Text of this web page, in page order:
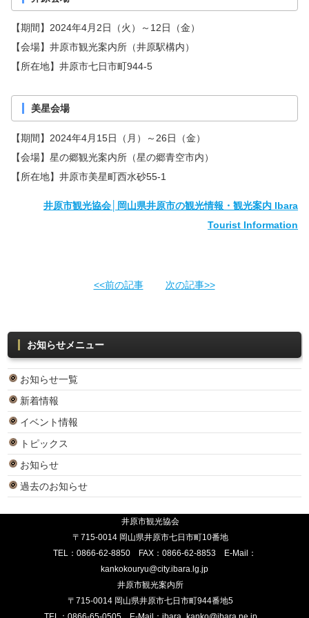
【期間】2024年4月2日（火）～12日（金）
【会場】井原市観光案内所（井原駅構内）
【所在地】井原市七日市町944-5
美星会場
【期間】2024年4月15日（月）～26日（金）
【会場】星の郷観光案内所（星の郷青空市内）
【所在地】井原市美星町西水砂55-1
井原市観光協会│岡山県井原市の観光情報・観光案内 Ibara
Tourist Information
<<前の記事 次の記事>>
お知らせメニュー
お知らせ一覧
新着情報
イベント情報
トピックス
お知らせ
過去のお知らせ
井原市観光協会
〒715-0014 岡山県井原市七日市町10番地
TEL： 0866-62-8850FAX：0866-62-8853 E-Mail：
kankokouryu@city.ibara.lg.jp
井原市観光案内所
〒715-0014 岡山県井原市七日市町944番地5